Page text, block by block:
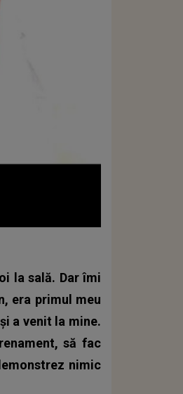
la sală. Dar îmi
era primul meu
a venit la mine.
să fac
nimic